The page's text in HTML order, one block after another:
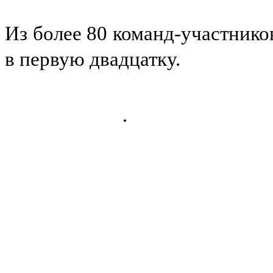
Из более 80 команд-
в первую двадцатку.